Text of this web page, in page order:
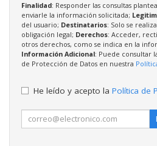
Finalidad: Responder las consultas
enviarle la información solicitada;
del usuario; Destinatarios: Solo se
obligación legal; Derechos: Acceder,
otros derechos, como se indica en la
Información Adicional: Puede consultar
de Protección de Datos en nuestra
He leído y acepto la Política de